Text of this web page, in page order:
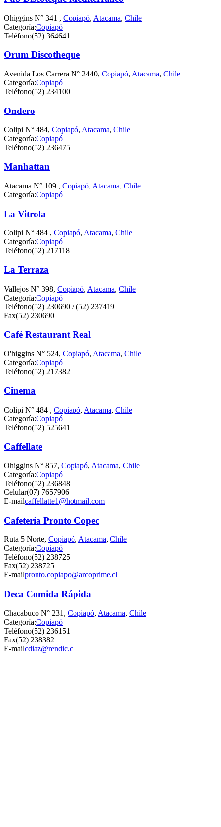
Ohiggins N° 341 , Copiapó, Atacama, Chile
Categoría:Copiapó
Teléfono(52) 364641
Orum Discotheque
Avenida Los Carrera N° 2440, Copiapó, Atacama, Chile
Categoría:Copiapó
Teléfono(52) 234100
Ondero
Colipi N° 484, Copiapó, Atacama, Chile
Categoría:Copiapó
Teléfono(52) 236475
Manhattan
Atacama N° 109 , Copiapó, Atacama, Chile
Categoría:Copiapó
La Vitrola
Colipi N° 484 , Copiapó, Atacama, Chile
Categoría:Copiapó
Teléfono(52) 217118
La Terraza
Vallejos N° 398, Copiapó, Atacama, Chile
Categoría:Copiapó
Teléfono(52) 230690 / (52) 237419
Fax(52) 230690
Café Restaurant Real
O'higgins N° 524, Copiapó, Atacama, Chile
Categoría:Copiapó
Teléfono(52) 217382
Cinema
Colipi N° 484 , Copiapó, Atacama, Chile
Categoría:Copiapó
Teléfono(52) 525641
Caffellate
Ohiggins N° 857, Copiapó, Atacama, Chile
Categoría:Copiapó
Teléfono(52) 236848
Celular(07) 7657906
E-mailcaffellatte1@hotmail.com
Cafetería Pronto Copec
Ruta 5 Norte, Copiapó, Atacama, Chile
Categoría:Copiapó
Teléfono(52) 238725
Fax(52) 238725
E-mailpronto.copiapo@arcoprime.cl
Deca Comida Rápida
Chacabuco N° 231, Copiapó, Atacama, Chile
Categoría:Copiapó
Teléfono(52) 236151
Fax(52) 238382
E-mailcdiaz@rendic.cl